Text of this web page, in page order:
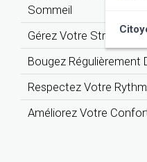
Sommeil
Gérez Votre Stress et
Bougez Régulièrement
Respectez Votre
Améliorez Votre